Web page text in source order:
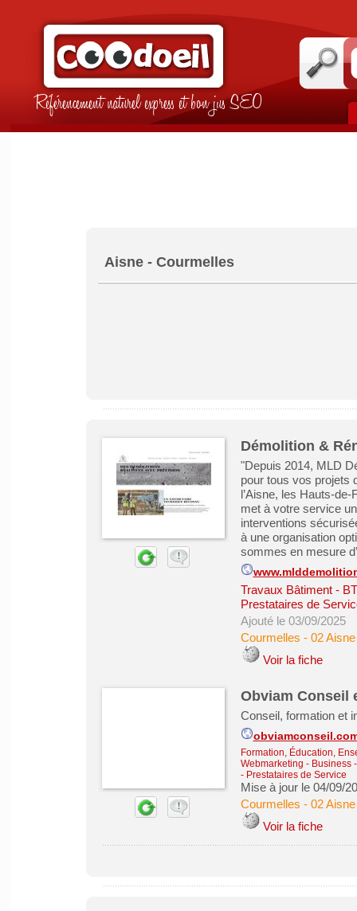
Référencement naturel express et bon jus SEO
Aisne - Courmelles
Démolition &
"Depuis 2014, MLD
pour tous vos projets
l’Aisne, les Hauts-
met à votre service
interventions
à une organisation
sommes en mesure
Travaux Bâtiment -
Prestataires de
Ajouté le 03/09/2025
Courmelles - 02 Aisne
Voir la fiche
Obviam Conseil
Conseil, formation et
Formation, Éducation,
Webmarketing - Business
- Prestataires de Service
Mise à jour le 04/09/
Courmelles - 02 Aisne
Voir la fiche